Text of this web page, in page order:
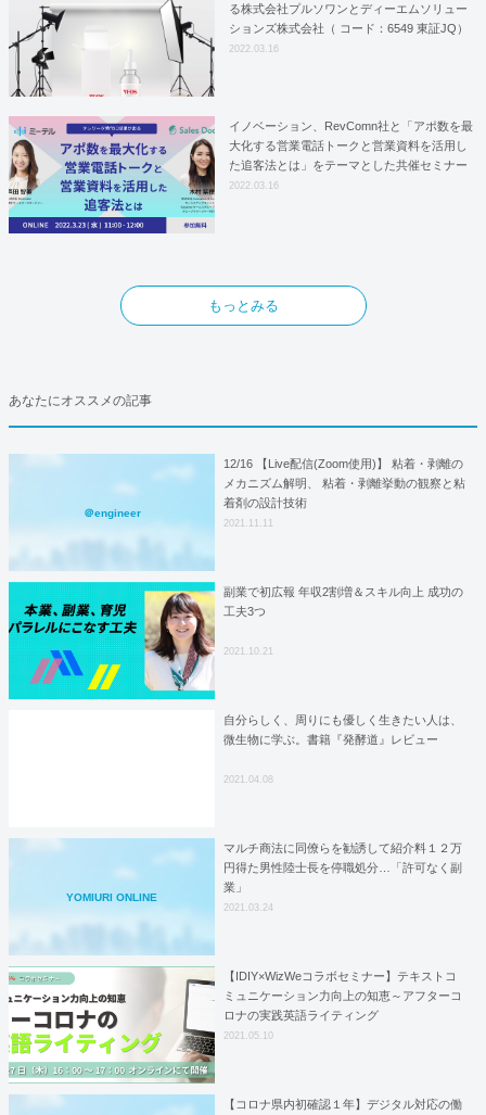
る株式会社プルソワンとディーエムソリュー
ションズ株式会社（ コード：6549 東証JQ）
はYFOSにおけるロジスティクスパートナー
2022.03.16
イノベーション、RevComn社と「アポ数を最
大化する営業電話トークと営業資料を活用し
た追客法とは」をテーマとした共催セミナー
を開催！
2022.03.16
もっとみる
あなたにオススメの記事
＠engineer
12/16 【Live配信(Zoom使用)】 粘着・剥離の
メカニズム解明、 粘着・剥離挙動の観察と粘
着剤の設計技術
2021.11.11
副業で初広報 年収2割増＆スキル向上 成功の
工夫3つ
2021.10.21
自分らしく、周りにも優しく生きたい人は、
微生物に学ぶ。書籍『発酵道』レビュー
2021.04.08
YOMIURI ONLINE
マルチ商法に同僚らを勧誘して紹介料１２万
円得た男性陸士長を停職処分…「許可なく副
業」
2021.03.24
【IDIY×WizWeコラボセミナー】テキストコ
ミュニケーション力向上の知恵～アフターコ
ロナの実践英語ライティング
2021.05.10
【コロナ県内初確認１年】デジタル対応の働